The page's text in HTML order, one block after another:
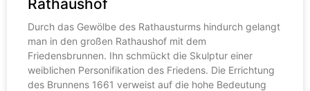
Rathaushof
Durch das Gewölbe des Rathausturms hindurch gelangt
man in den großen Rathaushof mit dem
Friedensbrunnen. Ihn schmückt die Skulptur einer
weiblichen Personifikation des Friedens. Die Errichtung
des Brunnens 1661 verweist auf die hohe Bedeutung